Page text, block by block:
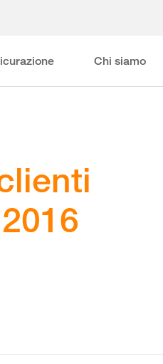
Chi siamo